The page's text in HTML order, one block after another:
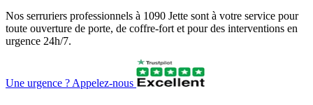
Nos serruriers professionnels à 1090 Jette sont à votre service pour
toute ouverture de porte, de coffre-fort et pour des interventions en
urgence 24h/7.
Une urgence ? Appelez-nous